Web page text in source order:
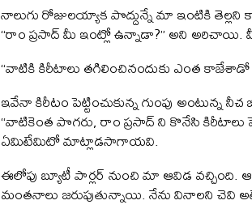
నాలుగు రోజులయ్యాక పొద్దున్నే మా ఇంటికి తెల్లని
“రాం ప్రసాద్ మీ ఇంట్లో ఉన్నాడా?” అని అరిచాయి.
“వాటికి కిరీటాలు తగిలించినందుకు ఎంత
ఇవేనా కిరీటం పెట్టించుకున్న గుంపు
“వాటికెంత పొగరు, రాం ప్రసాద్ ని కొనేసి
ఏమిటేమిటో మాట్లాడసాగాయవి.
ఈలోపు బ్యూటీ పార్లర్ నుంచి మా ఆవిడ వచ్చింది.
మంతనాలు జరుపుతున్నాయి. నేను వినాలని చెవి